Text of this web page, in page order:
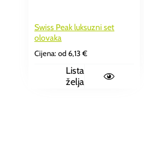
Swiss Peak luksuzni set
olovaka
Cijena: od 6,13€
Lista
želja